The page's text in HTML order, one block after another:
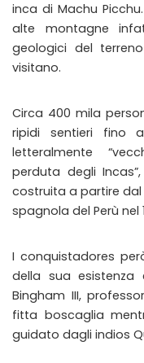
inca di Machu
alte montagne
geologici del
visitano.
Circa 400 mila
ripidi sentieri fino
letteralmente
perduta degli
costruita a partire
spagnola del Perù nel
I conquistadores
della sua esistenza
Bingham III,
fitta boscaglia
guidato dagli indios